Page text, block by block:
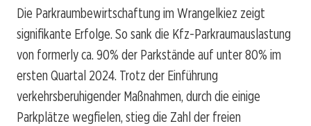
Die Parkraumbewirtschaftung im Wrangelkiez zeigt
signifikante Erfolge. So sank die Kfz-Parkraumauslastung
von formerly ca. 90% der Parkstände auf unter 80% im
ersten Quartal 2024. Trotz der Einführung
verkehrsberuhigender Maßnahmen, durch die einige
Parkplätze wegfielen, stieg die Zahl der freien